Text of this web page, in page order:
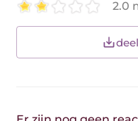
2.0